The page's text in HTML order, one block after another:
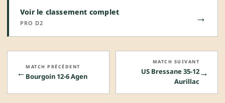
Voir le classement complet
PRO D2 →
← MATCH PRÉCÉDENT
Bourgoin 12-6 Agen →
MATCH SUIVANT
US Bressane 35-12
Aurillac